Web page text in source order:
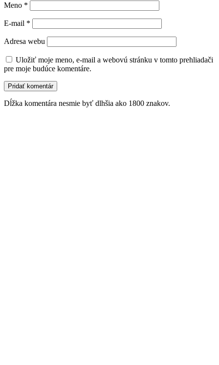
Meno *
E-mail *
Adresa webu
Uložiť moje meno, e-mail a webovú stránku v tomto prehliadači
pre moje budúce komentáre.
Dĺžka komentára nesmie byť dlhšia ako 1800 znakov.